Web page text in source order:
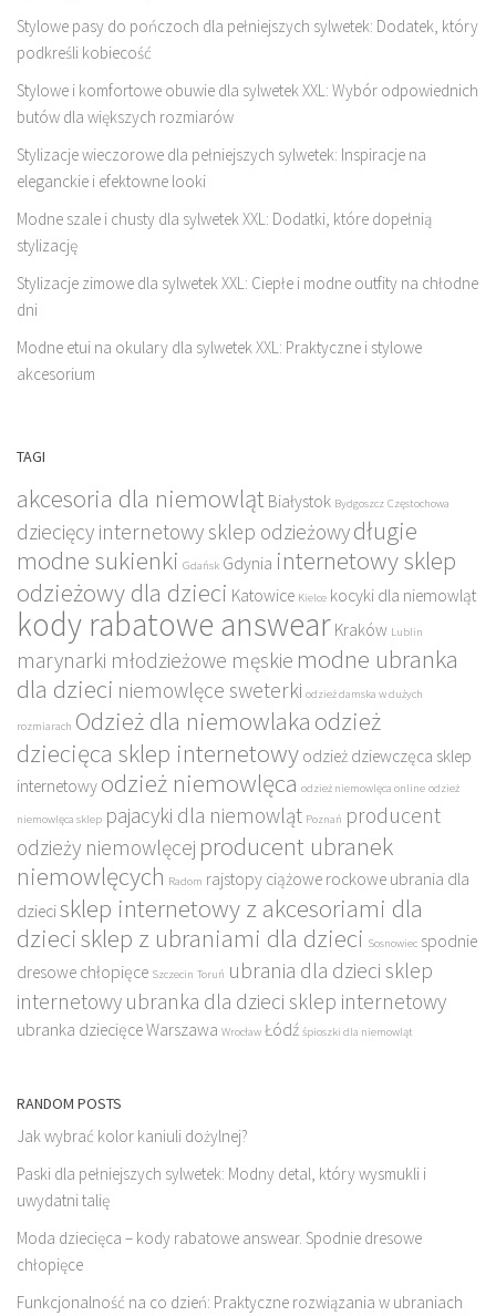
Stylowe pasy do pończoch dla pełniejszych sylwetek: Dodatek, który
podkreśli kobiecość
Stylowe i komfortowe obuwie dla sylwetek XXL: Wybór odpowiednich
butów dla większych rozmiarów
Stylizacje wieczorowe dla pełniejszych sylwetek: Inspiracje na
eleganckie i efektowne looki
Modne szale i chusty dla sylwetek XXL: Dodatki, które dopełnią
stylizację
Stylizacje zimowe dla sylwetek XXL: Ciepłe i modne outfity na chłodne
dni
Modne etui na okulary dla sylwetek XXL: Praktyczne i stylowe
akcesorium
TAGI
akcesoria dla niemowląt Białystok Bydgoszcz Częstochowa
dziecięcy internetowy sklep odzieżowydługie
modne sukienki Gdańsk Gdynia internetowy sklep
odzieżowy dla dzieci Katowice Kielce kocyki dla niemowląt
kody rabatowe answear Kraków Lublin
marynarki młodzieżowe męskie modne ubranka
dla dzieci niemowlęce sweterki odzież damska w dużych
rozmiarach Odzież dla niemowlaka odzież
dziecięca sklep internetowy odzież dziewczęca sklep
internetowy odzież niemowlęca odzież niemowlęca online odzież
niemowlęca sklep pajacyki dla niemowląt Poznań producent
odzieży niemowlęcej producent ubranek
niemowlęcych Radom rajstopy ciążowe rockowe ubrania dla
dziecisklep internetowy z akcesoriami dla
dziecisklep z ubraniami dla dzieci Sosnowiec spodnie
dresowe chłopięce Szczecin Toruń ubrania dla dzieci sklep
internetowy ubranka dla dzieci sklep internetowy
ubranka dziecięceWarszawa Wrocław Łódź śpioszki dla niemowląt
RANDOM POSTS
Jak wybrać kolor kaniuli dożylnej?
Paski dla pełniejszych sylwetek: Modny detal, który wysmukli i
uwydatni talię
Moda dziecięca – kody rabatowe answear. Spodnie dresowe
chłopięce
Funkcjonalność na co dzień: Praktyczne rozwiązania w ubraniach